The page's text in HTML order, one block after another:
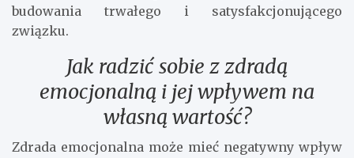
budowania trwałego i satysfakcjonującego
związku.
Jak radzić sobie z zdradą
emocjonalną i jej wpływem na
własną wartość?
Zdrada emocjonalna może mieć negatywny wpływ